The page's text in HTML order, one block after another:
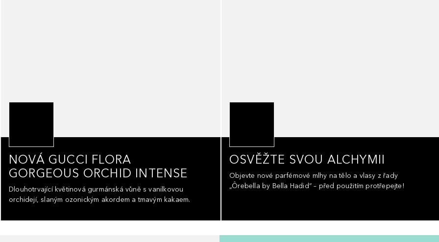
NOVÁ GUCCI FLORA
GORGEOUS ORCHID INTENSE
Dlouhotrvající květinová gurmánská vůně s vanilkovou
orchidejí, slaným ozonickým akordem a tmavým kakaem.
OSVĚŽTE SVOU ALCHYMII
Objevte nové parfémové mlhy na tělo a vlasy z řady
„Ôrebella by Bella Hadid“ – před použitím protřepejte!